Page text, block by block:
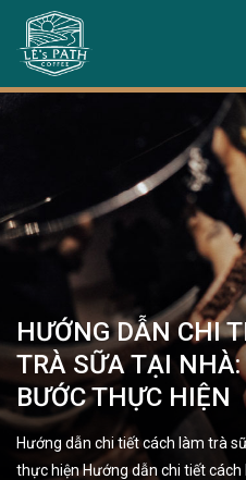
HƯỚNG DẪN CHI
TRÀ SỮA TẠI
BƯỚC THỰC HIỆN
Hướng dẫn chi tiết cách làm trà
thực hiện Hướng dẫn chi tiết